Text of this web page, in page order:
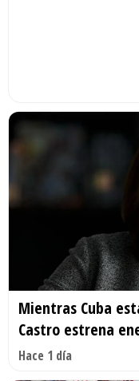
Mientras Cuba
Castro estrena
Hace 1 día